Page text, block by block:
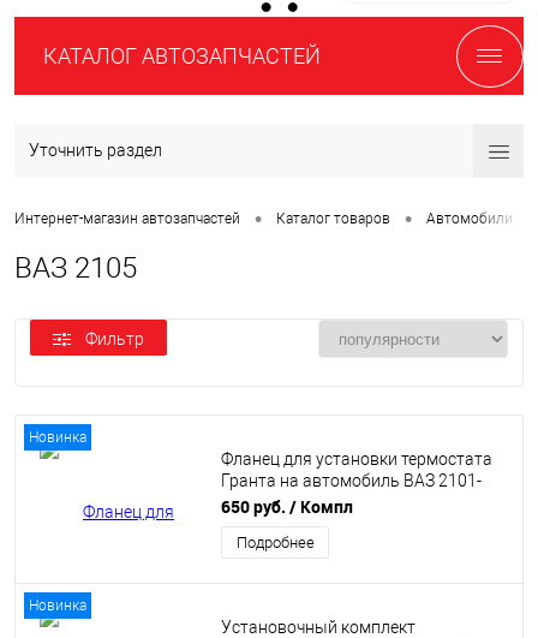
КАТАЛОГ АВТОЗАПЧАСТЕЙ
Уточнить раздел
Интернет-магазин автозапчастей • Каталог товаров • Автомобили
ВАЗ 2105
Фильтр
Новинка
Фланец для установки термостата
Гранта на автомобиль ВАЗ 2101-
2107, Нива 8v PBK
650 руб. / Компл
Подробнее
Новинка
Установочный комплект